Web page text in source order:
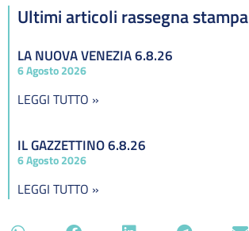
Ultimi articoli rassegna stampa
LA NUOVA VENEZIA 6.8.26
6 Agosto 2026
LEGGI TUTTO »
IL GAZZETTINO 6.8.26
6 Agosto 2026
LEGGI TUTTO »